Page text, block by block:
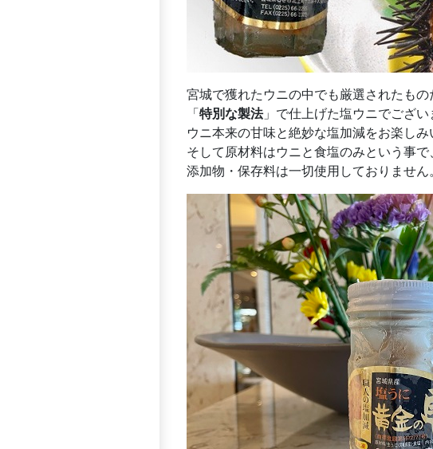
宮城で獲れたウニの中でも厳選されたもの
「 特別な製法」で仕上げた塩ウニでござい
ウニ本来の甘味と絶妙な塩加減をお楽しみ
そして原材料はウニと食塩のみという事で
添加物・保存料は一切使用しておりません